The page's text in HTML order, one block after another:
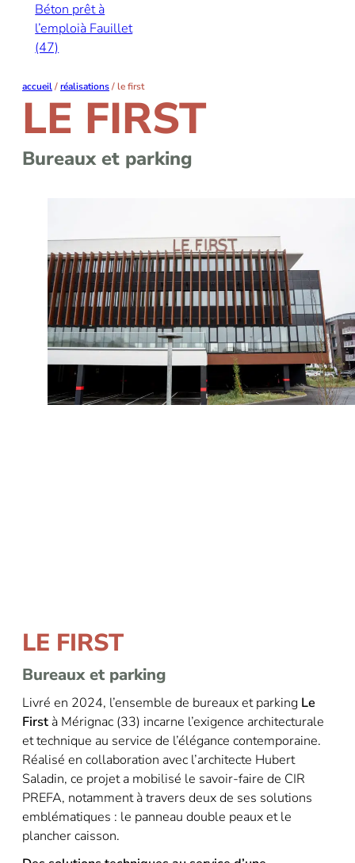
Béton prêt à
l’emploià Fauillet
(47)
accueil/réalisations/le first
LE FIRST
Bureaux et parking
LE FIRST
Bureaux et parking
Livré en 2024, l’ensemble de bureaux et parking Le
First à Mérignac (33) incarne l’exigence architecturale
et technique au service de l’élégance contemporaine.
Réalisé en collaboration avec l’architecte Hubert
Saladin, ce projet a mobilisé le savoir-faire de CIR
PREFA, notamment à travers deux de ses solutions
emblématiques : le panneau double peaux et le
plancher caisson.